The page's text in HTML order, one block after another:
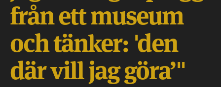
från ett museum
och tänker: 'den
där vill jag göra’